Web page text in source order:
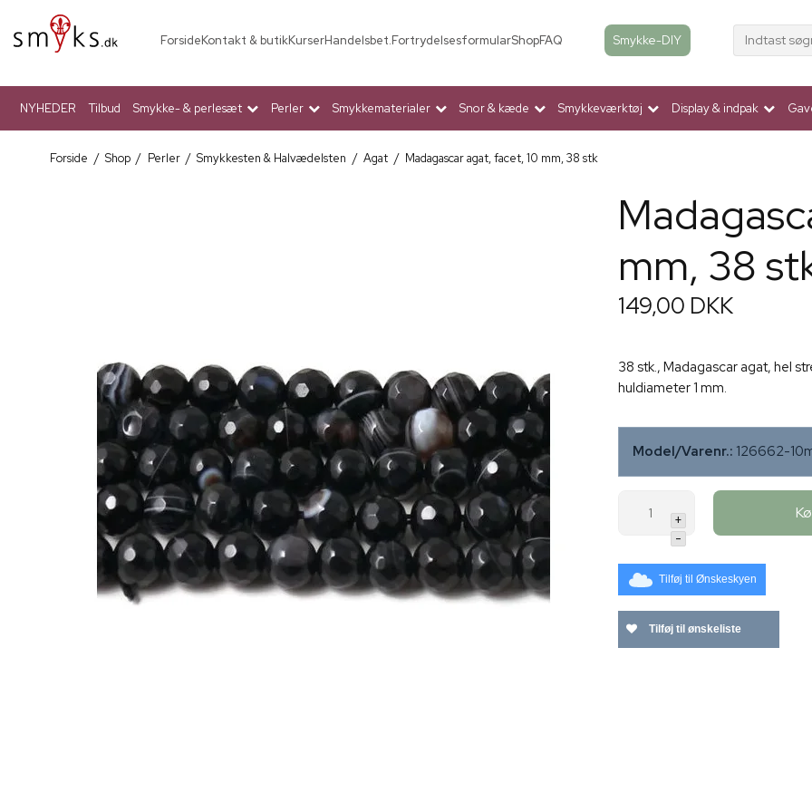
ForsideKontakt & butikKurserHandelsbet.FortrydelsesformularShopFAQ Smykke-DIY Indtast
NYHEDER Tilbud Smykke- & perlesæt Perler Smykkematerialer Snor & kæde Smykkeværktøj Display & indpak
Forside / Shop / Perler / Smykkesten & Halvædelsten / Agat / Madagascar agat, facet, 10 mm, 38 stk
mm, 38
149,00 DKK
38 stk., Madagascar agat, hel
huldiameter 1 mm.
Model/Varenr.: 126662-
+
-
Tilføj til Ønskeskyen
Tilføj til ønskeliste